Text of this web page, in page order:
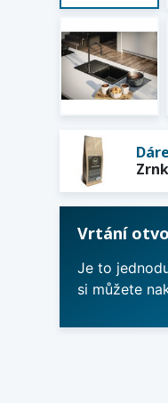
Vrtání
Je to
si můžete